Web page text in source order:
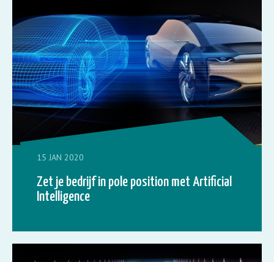
15 JAN 2020
Zet je bedrijf in pole position met Artificial
Intelligence